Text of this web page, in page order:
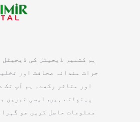
ہم کشمیر ڈیجیٹل کی
جرات مندانہ صحافت اور
اور متاثر رکھے۔ ہم آپ تک
پہنچاتے ہیں, ایسی خبریں
معلومات حاصل کریں جو